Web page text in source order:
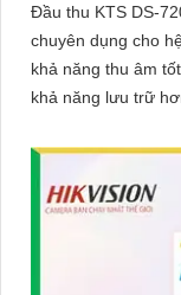
Đầu thu KTS DS-
chuyên dụng cho hệ
khả năng thu âm
khả năng lưu trữ